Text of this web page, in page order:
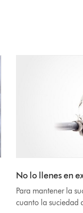
No lo llenes en
Para mantener la
cuanto la suciedad